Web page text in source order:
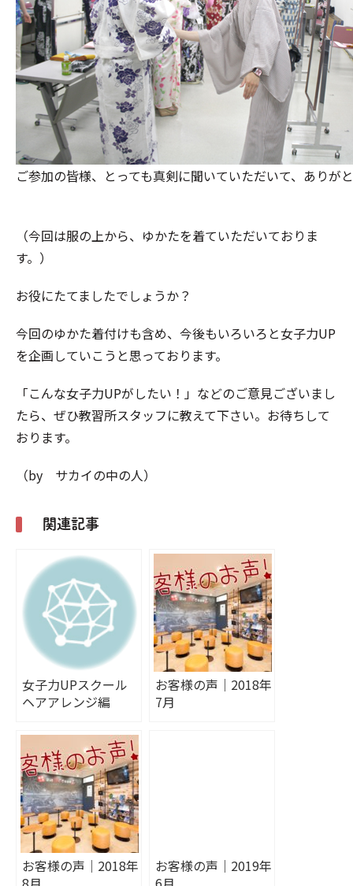
ご参加の皆様、とっても真剣に聞いていただいて、ありが
（今回は服の上から、ゆかたを着ていただいておりま
す。）
お役にたてましたでしょうか？
今回のゆかた着付けも含め、今後もいろいろと女子力UP
を企画していこうと思っております。
「こんな女子力UPがしたい！」などのご意見ございまし
たら、ぜひ教習所スタッフに教えて下さい。お待ちして
おります。
（by サカイの中の人）
関連記事
女子力UPスクール
ヘアアレンジ編
お客様の声｜2018年
7月
お客様の声｜2018年
お客様の声｜2019年